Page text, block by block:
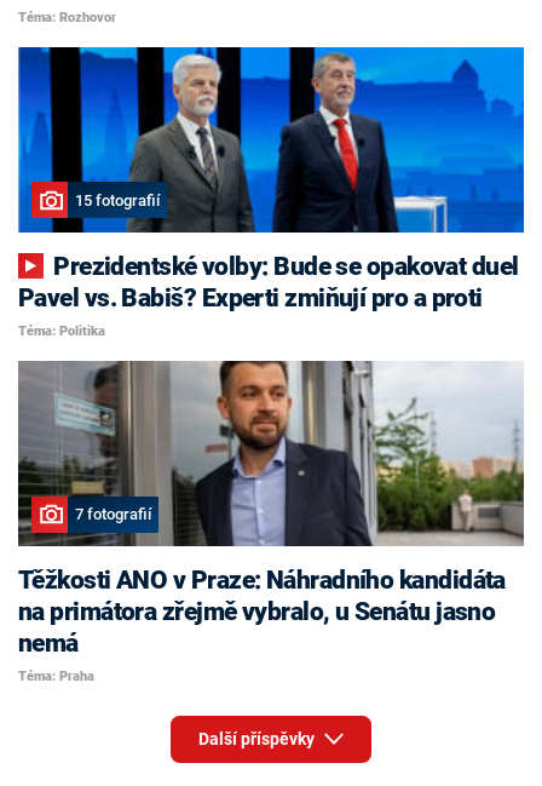
Téma: Rozhovor
15 fotografií
Pavel vs. Babiš? Experti zmiňují pro a proti
Téma: Politika
7 fotografií
Těžkosti ANO v Praze: Náhradního kandidáta
na primátora zřejmě vybralo, u Senátu jasno
nemá
Téma: Praha
Další příspěvky